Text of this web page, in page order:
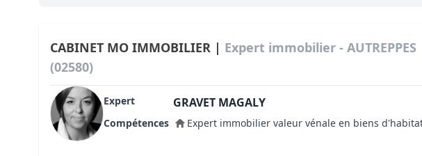
Règles d’urbanisme
Lecture et compréhension d’un Plan Local d’Urbanisme
Droit de l'environnement et de l'immobilier
CABINET MO IMMOBILIER | Expert immobilier - AUTREPPES
(02580)
Expert GRAVET MAGALY
Compétences Expert immobilier valeur vénale en biens